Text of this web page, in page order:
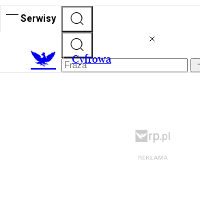
Serwisy
Cyfrowa